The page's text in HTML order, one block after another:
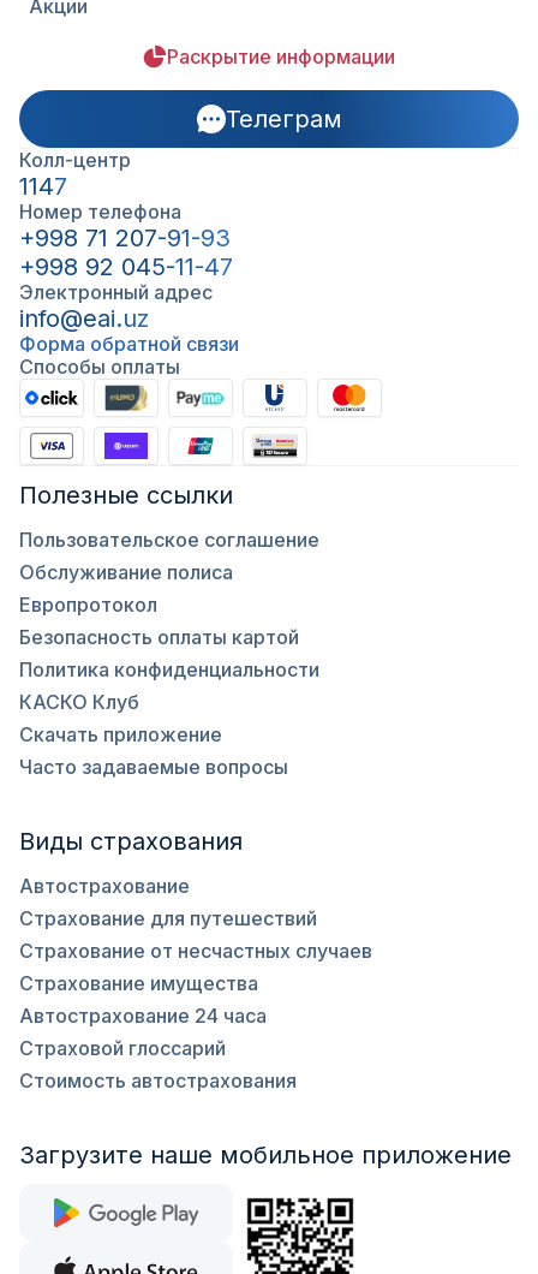
Акции
Раскрытие информации
Телеграм
Колл-центр
1147
Номер телефона
+998 71 207-91-93
+998 92 045-11-47
Электронный адрес
info@eai.uz
Форма обратной связи
Способы оплаты
Полезные ссылки
Пользовательское соглашение
Обслуживание полиса
Европротокол
Безопасность оплаты картой
Политика конфиденциальности
КАСКО Клуб
Скачать приложение
Часто задаваемые вопросы
Виды страхования
Автострахование
Страхование для путешествий
Страхование от несчастных случаев
Страхование имущества
Автострахование 24 часа
Страховой глоссарий
Стоимость автострахования
Загрузите наше мобильное приложение